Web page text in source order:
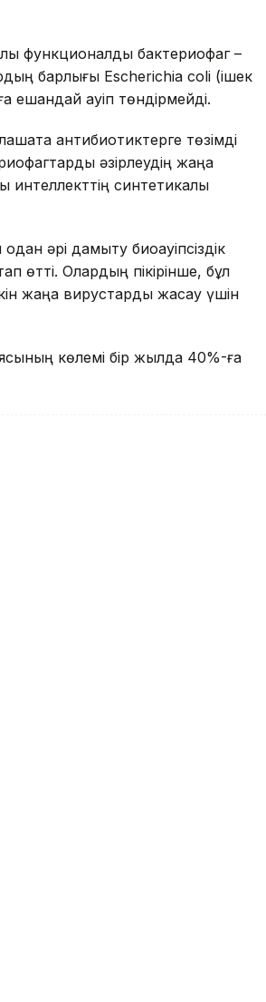
функционалды бактериофаг –
барлығы Escherichia coli (ішек
қауіп төндірмейді.
антибиотиктерге төзімді
әзірлеудің жаңа
синтетикалық
әрі дамыту биоқауіпсіздік
өтті. Олардың пікірінше, бұл
жаңа вирустарды жасау үшін
көлемі бір жылда 40%-ға